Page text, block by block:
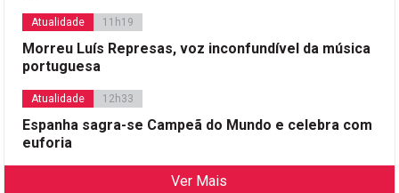
Atualidade 11h19
Morreu Luís Represas, voz inconfundível da música
portuguesa
Atualidade 12h33
Espanha sagra-se Campeã do Mundo e celebra com
euforia
Ver Mais